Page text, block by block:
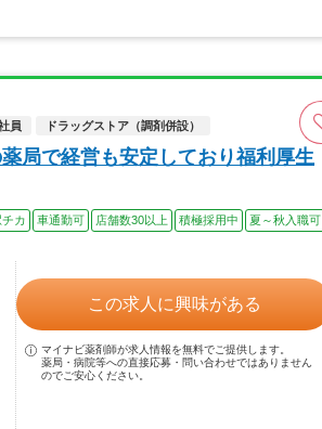
員 ドラッグストア（調剤併設）
局で経営も安定しており福利厚生
チカ 車通勤可 店舗数30以上 積極採用中
夏～秋入職可
この求人に興味がある
マイナビ薬剤師が求人情報を無料でご提供します。
薬局・病院等への直接応募・問い合わせではありません
のでご安心ください。